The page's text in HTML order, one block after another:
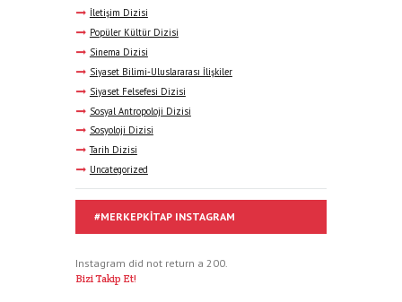
İletişim Dizisi
Popüler Kültür Dizisi
Sinema Dizisi
Siyaset Bilimi-Uluslararası İlişkiler
Siyaset Felsefesi Dizisi
Sosyal Antropoloji Dizisi
Sosyoloji Dizisi
Tarih Dizisi
Uncategorized
#MERKEPKITAP INSTAGRAM
Instagram did not return a 200.
Bizi Takip Et!